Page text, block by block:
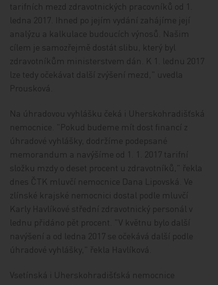
tarifních mezd zdravotnických pracovníků od 1.
ledna 2017. Ihned po jejím vydání zahájíme její
analýzu a kalkulace budoucích výnosů. Našim
cílem je samozřejmě dostát slibu, který byl
zdravotníkům ministerstvem dán. K 1. lednu 2017
lze tedy očekávat další zvýšení mezd," uvedla
Prousková.
Na úhradovou vyhlášku čeká i Uherskohradišťská
nemocnice. "Pokud budeme mít dost financí z
úhradové vyhlášky, dodržíme podepsané
memorandum a navýšíme od 1. 1. 2017 tarifní
složku mzdy o deset procent u zdravotníků," řekla
dnes ČTK mluvčí nemocnice Dana Lipovská. Ve
zlínské krajské nemocnici dostal podle mluvčí
Karly Havlíkové střední zdravotnický personál v
lednu přidáno pět procent. "V květnu bylo další
navýšení a od ledna 2017 se očekává další podle
úhradové vyhlášky," řekla Havlíková.
Vsetínská i Uherskohradišťská nemocnice